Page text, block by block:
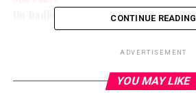
Un badbeat pour Ludovic Lacay
CONTINUE READING
ADVERTISEMENT
YOU MAY LIKE